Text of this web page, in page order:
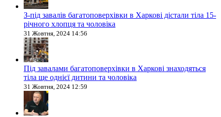
З-під завалів багатоповерхівки в Харкові дістали тіла 15-
річного хлопця та чоловіка
31 Жовтня, 2024 14:56
Під завалами багатоповерхівки в Харкові знаходяться
тіла ще однієї дитини та чоловіка
31 Жовтня, 2024 12:59